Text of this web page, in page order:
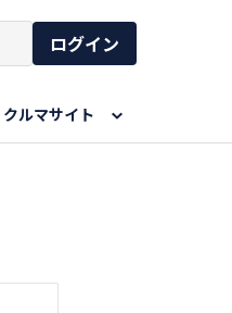
ログイン
クルマサイト